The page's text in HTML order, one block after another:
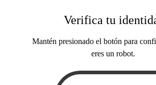
Verifica tu
Mantén presionado el botón para
eres un robot.